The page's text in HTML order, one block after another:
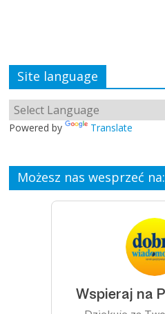
Site language
Powered by Translate
Możesz nas wesprzeć na: